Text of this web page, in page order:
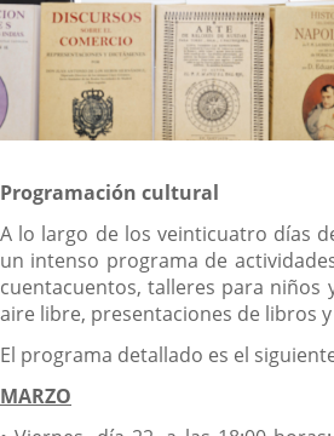
Programación cultural
A lo largo de los veinticuatro días
un intenso programa de
cuentacuentos, talleres para niños
aire libre, presentaciones de libros
El programa detallado es el
MARZO